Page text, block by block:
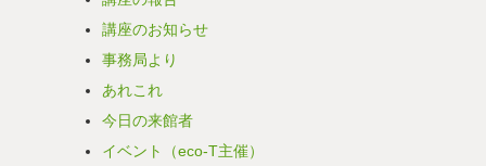
講座のお知らせ
事務局より
あれこれ
今日の来館者
イベント（eco-T主催）